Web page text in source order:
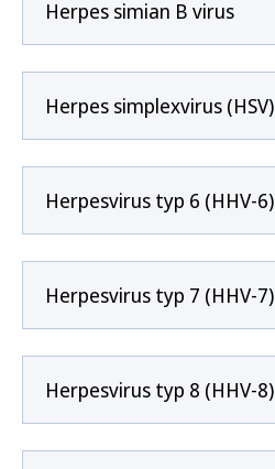
Herpes simian B virus
Herpes simplexvirus (HSV)
Herpesvirus typ 6 (HHV-6)
Herpesvirus typ 7 (HHV-7)
Herpesvirus typ 8 (HHV-8)